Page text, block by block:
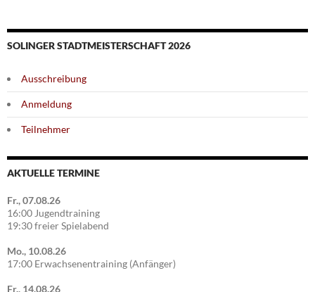
SOLINGER STADTMEISTERSCHAFT 2026
Ausschreibung
Anmeldung
Teilnehmer
AKTUELLE TERMINE
Fr., 07.08.26
16:00 Jugendtraining
19:30 freier Spielabend
Mo., 10.08.26
17:00 Erwachsenentraining (Anfänger)
Fr., 14.08.26